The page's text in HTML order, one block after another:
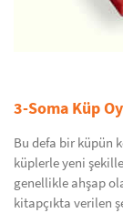
3-Soma Küp
Bu defa bir küpün
küplerle yeni
genellikle ahşap
kitapçıkta verilen